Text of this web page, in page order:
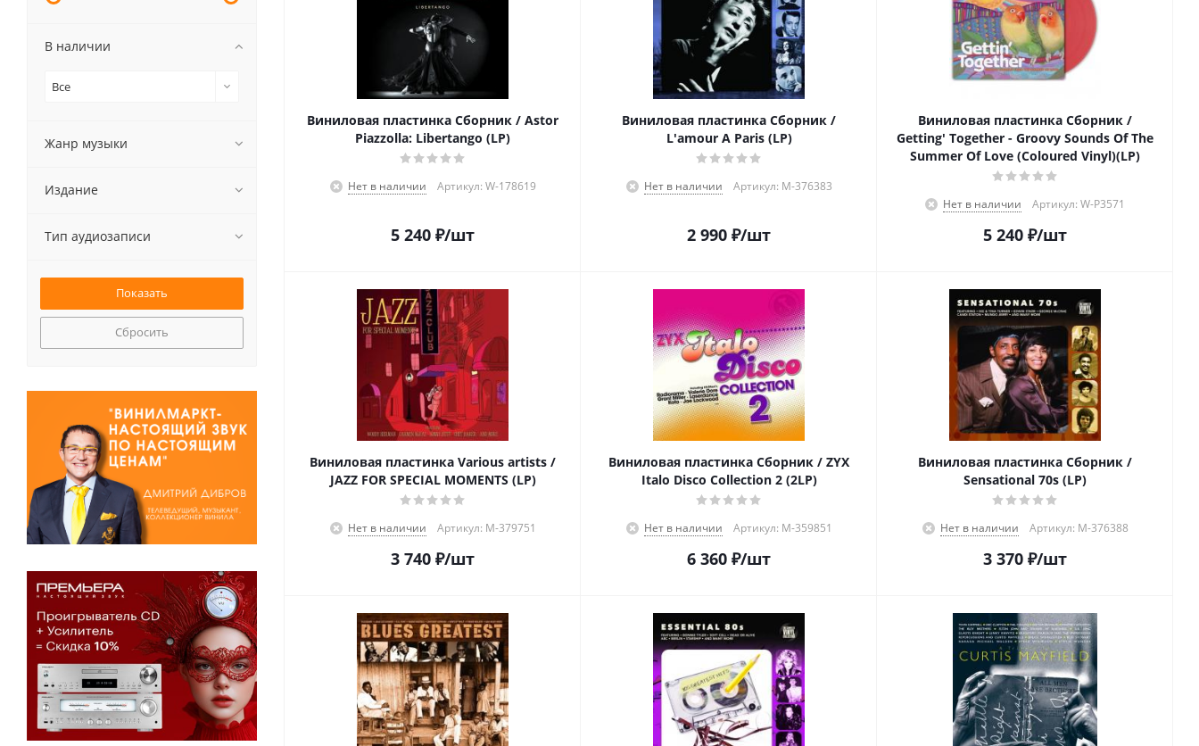
Виниловая пластинка Сборник / Astor
Piazzolla: Libertango (LP)
Нет в наличии Артикул: W-178619
5 240 ₽/шт
Виниловая пластинка Сборник /
L'amour A Paris (LP)
Нет в наличии Артикул: M-376383
2 990 ₽/шт
Виниловая пластинка Сборник /
Getting' Together - Groovy Sounds Of The
Summer Of Love (Coloured Vinyl)(LP)
Нет в наличии Артикул: W-P3571
5 240 ₽/шт
Виниловая пластинка Various artists /
JAZZ FOR SPECIAL MOMENTS (LP)
Нет в наличии Артикул: M-379751
3 740 ₽/шт
Виниловая пластинка Сборник / ZYX
Italo Disco Collection 2 (2LP)
Нет в наличии Артикул: M-359851
6 360 ₽/шт
Виниловая пластинка Сборник /
Sensational 70s (LP)
Нет в наличии Артикул: M-376388
3 370 ₽/шт
В наличии
Все
Жанр музыки
Издание
Тип аудиозаписи
Сбросить